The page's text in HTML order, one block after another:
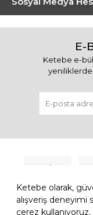
Ketebe olarak,
alışveriş deneyimi
çerez
E-
Ketebe e-